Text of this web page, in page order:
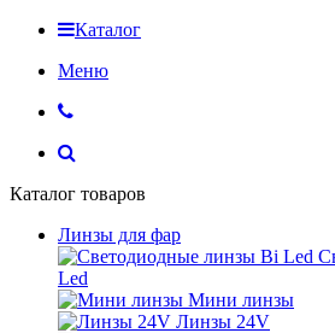
Каталог
Меню
Каталог товаров
Линзы для фар
Led
Мини линзы
Линзы 24V